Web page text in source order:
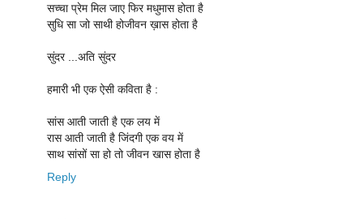
सच्चा प्रेम मिल जाए फिर मधुमास होता है
सुधि सा जो साथी होजीवन ख़ास होता है
सुंदर ...अति सुंदर
हमारी भी एक ऐसी कविता है :
सांस आती जाती है एक लय में
रास आती जाती है जिंदगी एक वय में
साथ सांसों सा हो तो जीवन खास होता है
Reply